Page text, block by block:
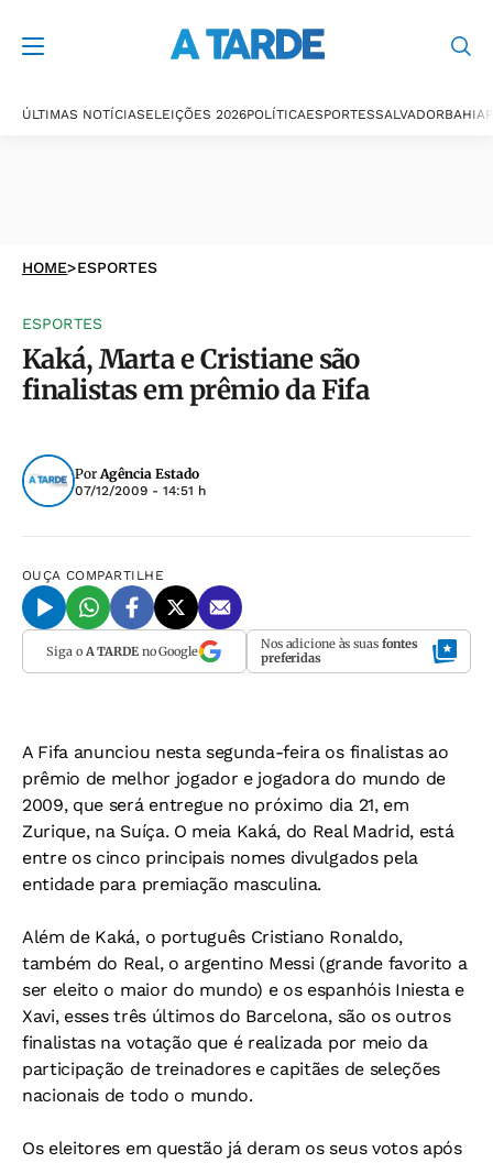
ÚLTIMAS NOTÍCIASELEIÇÕES 2026POLÍTICAESPORTESSALVADORBAHIA
HOME>ESPORTES
ESPORTES
Kaká, Marta e Cristiane são
finalistas em prêmio da Fifa
PorAgência Estado
07/12/2009 - 14:51 h
OUÇA COMPARTILHE
Siga o A TARDEno Google Nos adicione às suas fontes
preferidas
A Fifa anunciou nesta segunda-feira os finalistas ao
prêmio de melhor jogador e jogadora do mundo de
2009, que será entregue no próximo dia 21, em
Zurique, na Suíça. O meia Kaká, do Real Madrid, está
entre os cinco principais nomes divulgados pela
entidade para premiação masculina.
Além de Kaká, o português Cristiano Ronaldo,
também do Real, o argentino Messi (grande favorito a
ser eleito o maior do mundo) e os espanhóis Iniesta e
Xavi, esses três últimos do Barcelona, são os outros
finalistas na votação que é realizada por meio da
participação de treinadores e capitães de seleções
nacionais de todo o mundo.
Os eleitores em questão já deram os seus votos após